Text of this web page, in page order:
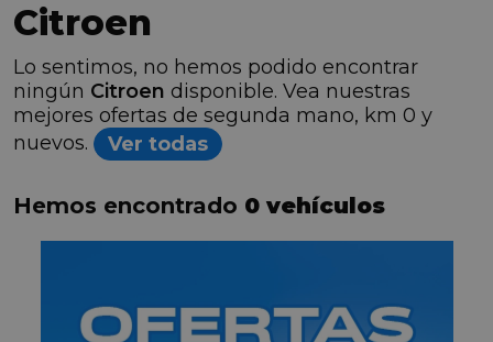
Citroen
Lo sentimos, no hemos podido encontrar
ningún Citroen disponible. Vea nuestras
mejores ofertas de segunda mano, km 0 y
nuevos.
Ver todas
Hemos encontrado 0 vehículos